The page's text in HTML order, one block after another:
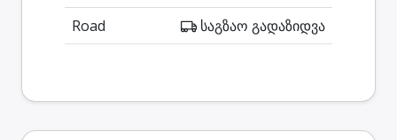
Road
საგზაო გადაზიდვა